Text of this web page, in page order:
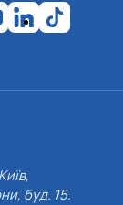
буд. 15.